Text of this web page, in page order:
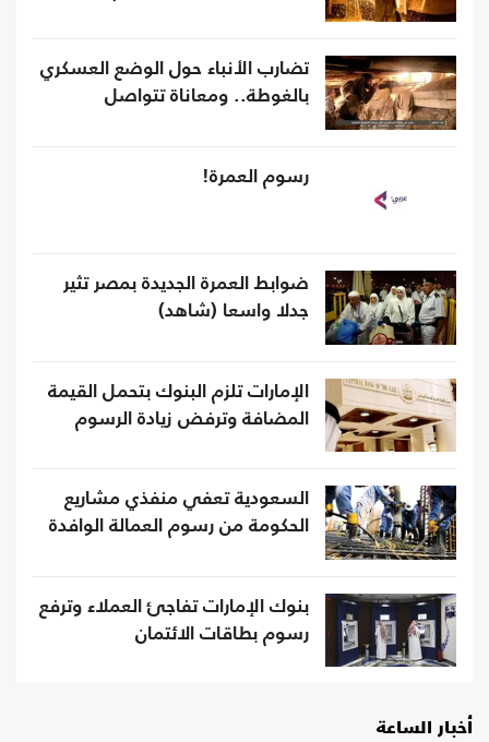
تضارب الأنباء حول الوضع العسكري
بالغوطة.. ومعاناة تتواصل
رسوم العمرة!
ضوابط العمرة الجديدة بمصر تثير
جدلا واسعا (شاهد)
الإمارات تلزم البنوك بتحمل القيمة
المضافة وترفض زيادة الرسوم
السعودية تعفي منفذي مشاريع
الحكومة من رسوم العمالة الوافدة
بنوك الإمارات تفاجئ العملاء وترفع
رسوم بطاقات الائتمان
أخبار الساعة